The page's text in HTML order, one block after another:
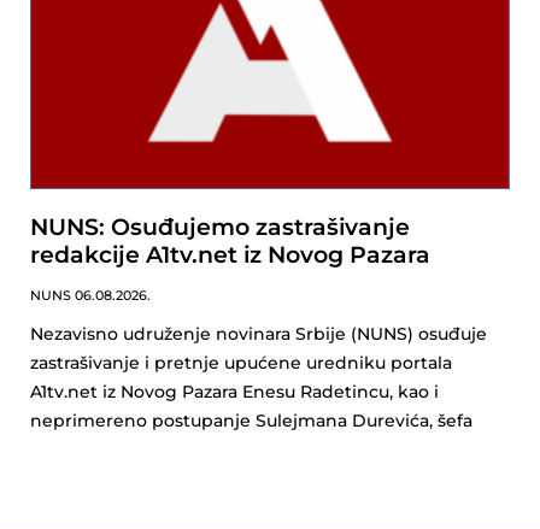
NUNS: Osuđujemo zastrašivanje
redakcije A1tv.net iz Novog Pazara
NUNS 06.08.2026.
Nezavisno udruženje novinara Srbije (NUNS) osuđuje
zastrašivanje i pretnje upućene uredniku portala
A1tv.net iz Novog Pazara Enesu Radetincu, kao i
neprimereno postupanje Sulejmana Durevića, šefa